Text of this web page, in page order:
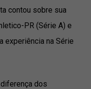
contou sobre sua
PR (Série A) e
experiência na Série
dos